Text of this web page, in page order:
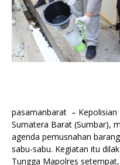
pasamanbarat – Kepolisian
Sumatera Barat (Sumbar),
agenda pemusnahan
sabu-sabu. Kegiatan itu
Tungga Mapolres